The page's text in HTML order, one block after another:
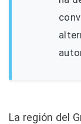
La región del